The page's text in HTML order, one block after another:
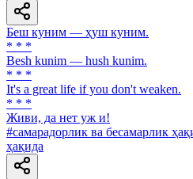
Беш куним — ҳуш куним.
* * *
Besh kunim — hush kunim.
* * *
It's a great life if you don't weaken.
* * *
Живи, да нет уж и!
#самарадорлик ва бесамарлик
ҳақида